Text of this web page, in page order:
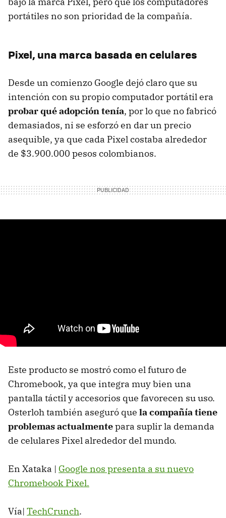
portátiles no son prioridad de la compañía.
Pixel, una marca basada en celulares
Desde un comienzo Google dejó claro que su
intención con su propio computador portátil era
probar qué adopción tenía, por lo que no fabricó
demasiados, ni se esforzó en dar un precio
asequible, ya que cada Pixel costaba alrededor
de $3.900.000 pesos colombianos.
Este producto se mostró como el futuro de
Chromebook, ya que integra muy bien una
pantalla táctil y accesorios que favorecen su uso.
Osterloh también aseguró que la compañía tiene
problemas actualmentepara suplir la demanda
de celulares Pixel alrededor del mundo.
En Xataka | Google nos presenta a su nuevo
Chromebook Pixel.
Vía| TechCrunch.